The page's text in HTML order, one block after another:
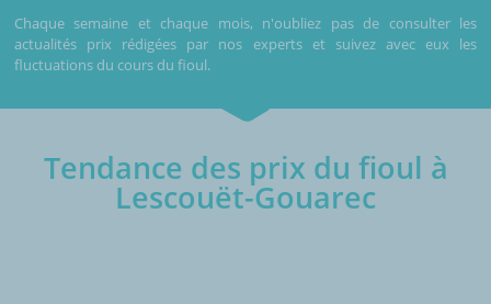
Chaque semaine et chaque mois, n'oubliez pas de consulter les
actualités prix rédigées par nos experts et suivez avec eux les
fluctuations du cours du fioul.
Tendance des prix du fioul à
Lescouët-Gouarec